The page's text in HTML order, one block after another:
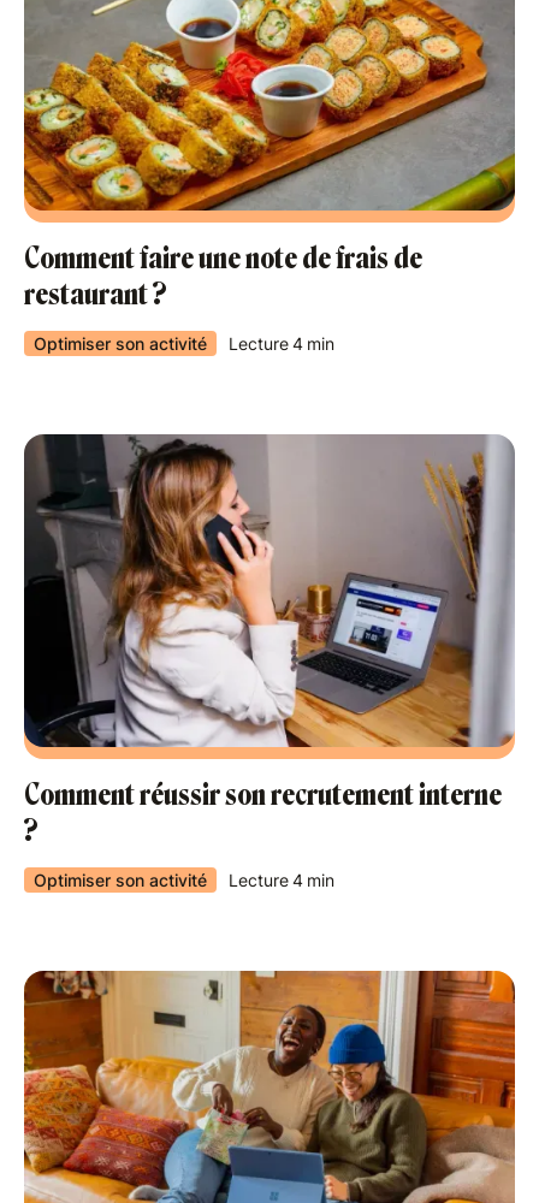
Comment faire une note de frais de
restaurant ?
Optimiser son activité Lecture4 min
Comment réussir son recrutement interne
?
Optimiser son activité Lecture4 min